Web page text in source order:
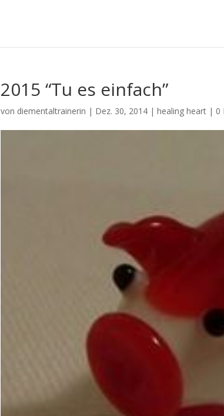
2015 “Tu es einfach”
von diementaltrainerin | Dez. 30, 2014 | healing heart | 0